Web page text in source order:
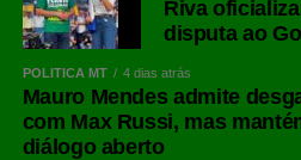
Riva
disputa ao
POLÍTICA MT 4 dias atrás
Mauro Mendes admite
com Max Russi, mas
diálogo aberto